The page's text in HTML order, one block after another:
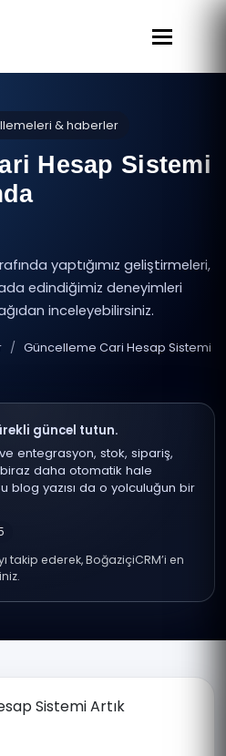
Toggle
& haberler
Hesap Sistemi
yaptığımız geliştirmeleri,
edindiğimiz deneyimleri
inceleyebilirsiniz.
/ Güncelleme Cari Hesap Sistemi
güncel tutun.
ve entegrasyon, stok, sipariş,
biraz daha otomatik hale
blog yazısı da o yolculuğun bir
takip ederek, BoğaziçiCRM’i en